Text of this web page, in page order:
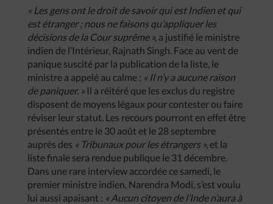
« Les gens ont le droit de savoir qui est Indien et qui
est étranger ; nous ne faisons qu’appliquer les
décisions de la Cour suprême », a justifié le ministre
indien de l’Intérieur, Rajnath Singh. Face au vent de
panique suscité par la publication de la liste, le
ministre a appelé au calme : « Il n’y a aucune raison
de paniquer. » Il a réitéré que les exclus du registre
disposent de moyens légaux pour contester ou faire
réviser leur statut. Les recours pourront en effet être
présentés entre le 30 août et le 28 septembre
auprès des « Tribunaux pour les étrangers », et la
liste finale sera rendue publique le 31 décembre.
Dans une rare interview accordée ce samedi, le
premier ministre indien, Narendra Modi, s’est voulu
lui aussi apaisant : « Aucun citoyen de l’Inde n’aura à